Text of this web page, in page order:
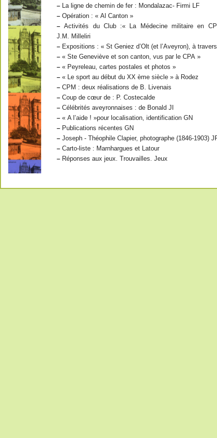
– La ligne de chemin de fer : Mondalazac- Firmi LF
– Opération : « Al Canton »
– Activités du Club :« La Médecine militaire en
J.M. Milleliri
– Expositions : « St Geniez d’Olt (et l’Aveyron), à
– « Ste Geneviève et son canton, vus par le CPA »
– « Peyreleau, cartes postales et photos »
– « Le sport au début du XX ème siècle » à Rodez
– CPM : deux réalisations de B. Livenais
– Coup de cœur de : P. Costecalde
– Célébrités aveyronnaises : de Bonald JI
– « A l’aide ! »pour localisation, identification GN
– Publications récentes GN
– Joseph - Théophile Clapier, photographe (1846-1903)
– Carto-liste : Marnhargues et Latour
– Réponses aux jeux. Trouvailles. Jeux